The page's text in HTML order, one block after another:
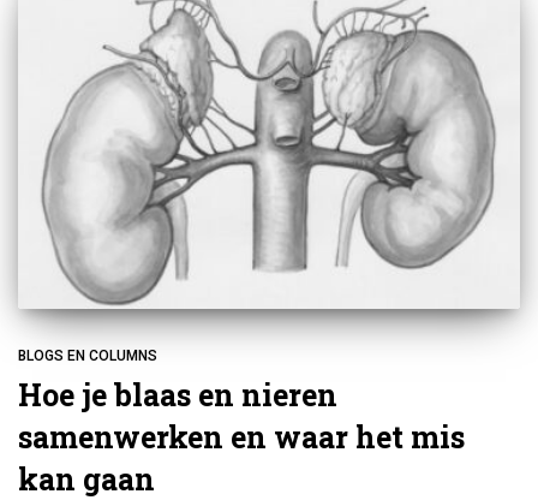
BLOGS EN COLUMNS
Hoe je blaas en nieren
samenwerken en waar het mis
kan gaan